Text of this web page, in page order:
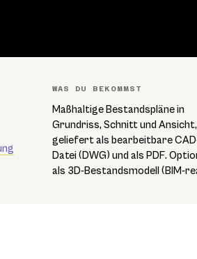
WAS DU BEKOMMST
Maßhaltige Bestandspläne in
Grundriss, Schnitt und Ansicht,
geliefert als bearbeitbare
Datei (DWG) und als PDF.
als 3D-Bestandsmodell (BIM-